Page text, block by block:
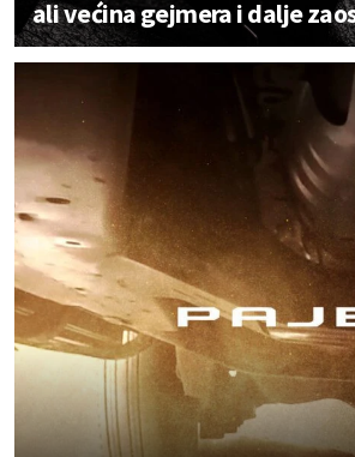
ali većina gejmera i dalje